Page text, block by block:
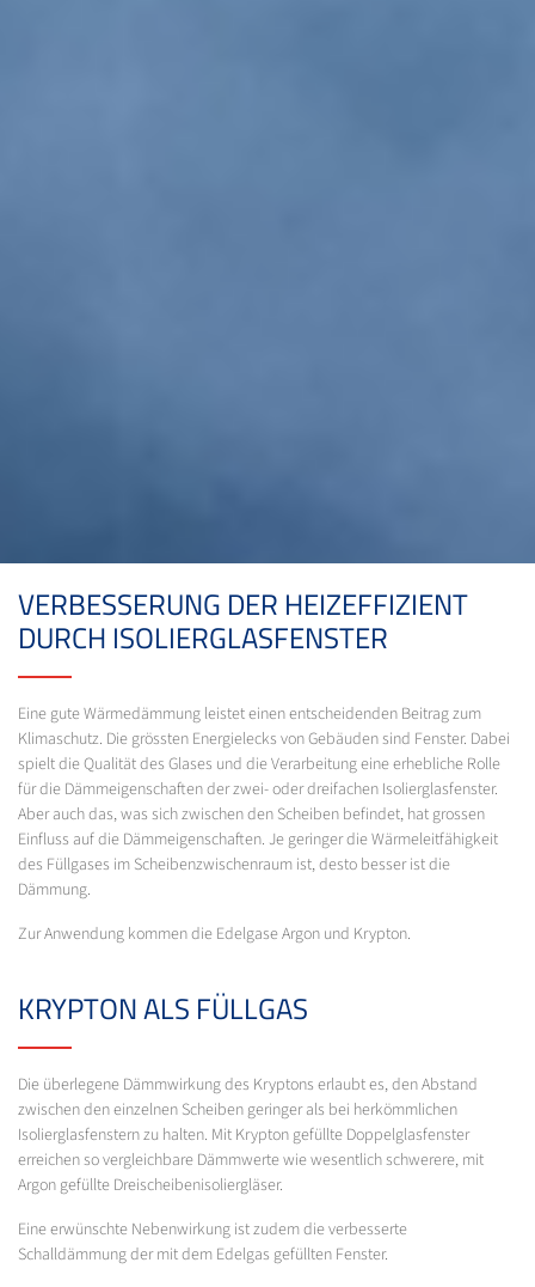
VERBESSERUNG DER HEIZEFFIZIENT
DURCH ISOLIERGLASFENSTER
Eine gute Wärmedämmung leistet einen entscheidenden Beitrag zum
Klimaschutz. Die grössten Energielecks von Gebäuden sind Fenster. Dabei
spielt die Qualität des Glases und die Verarbeitung eine erhebliche Rolle
für die Dämmeigenschaften der zwei- oder dreifachen Isolierglasfenster.
Aber auch das, was sich zwischen den Scheiben befindet, hat grossen
Einfluss auf die Dämmeigenschaften. Je geringer die Wärmeleitfähigkeit
des Füllgases im Scheibenzwischenraum ist, desto besser ist die
Dämmung.
Zur Anwendung kommen die Edelgase Argon und Krypton.
KRYPTON ALS FÜLLGAS
Die überlegene Dämmwirkung des Kryptons erlaubt es, den Abstand
zwischen den einzelnen Scheiben geringer als bei herkömmlichen
Isolierglasfenstern zu halten. Mit Krypton gefüllte Doppelglasfenster
erreichen so vergleichbare Dämmwerte wie wesentlich schwerere, mit
Argon gefüllte Dreischeibenisoliergläser.
Eine erwünschte Nebenwirkung ist zudem die verbesserte
Schalldämmung der mit dem Edelgas gefüllten Fenster.